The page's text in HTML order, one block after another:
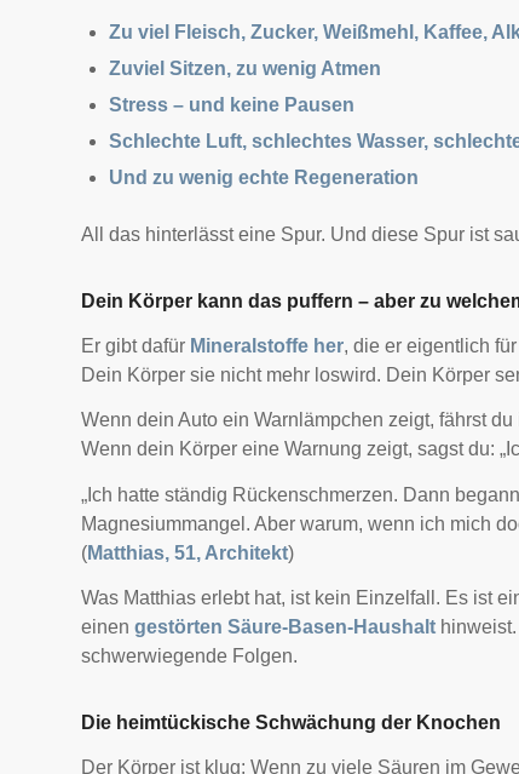
Zu viel Fleisch, Zucker, Weißmehl, Kaffee,
Zuviel Sitzen, zu wenig Atmen
Stress – und keine Pausen
Schlechte Luft, schlechtes Wasser,
Und zu wenig echte Regeneration
All das hinterlässt eine Spur. Und diese Spur ist
Dein Körper kann das puffern – aber zu
Er gibt dafür Mineralstoffe her, die er eigentlich
Dein Körper sie nicht mehr loswird. Dein Körper
Wenn dein Auto ein Warnlämpchen zeigt, fährst du
Wenn dein Körper eine Warnung zeigt, sagst du:
„Ich hatte ständig Rückenschmerzen. Dann
Magnesiummangel. Aber warum, wenn ich mich
(Matthias, 51, Architekt)
Was Matthias erlebt hat, ist kein Einzelfall. Es ist
einen gestörten Säure-Basen-Haushalt
schwerwiegende Folgen.
Die heimtückische Schwächung der Knochen
Der Körper ist klug: Wenn zu viele Säuren im